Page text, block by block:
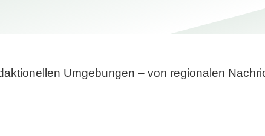
Umgebungen – von regionalen